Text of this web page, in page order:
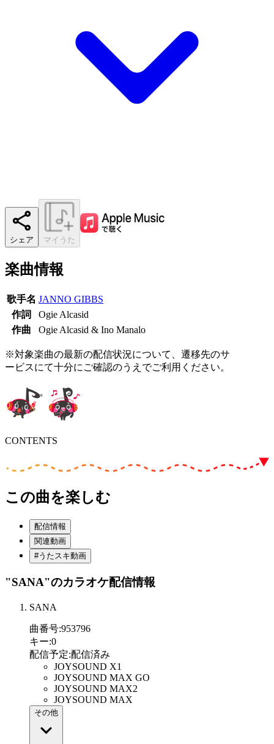
シェア マイうた
楽曲情報
歌手名 JANNO GIBBS
作詞
Ogie Alcasid
作曲
Ogie Alcasid & Ino Manalo
※対象楽曲の最新の配信状況について、遷移先のサ
ービスにて十分にご確認のうえでご利用ください。
CONTENTS
この曲を楽しむ
配信情報
関連動画
#うたスキ動画
"SANA"のカラオケ配信情報
SANA
曲番号:953796
キー:0
配信予定:配信済み
JOYSOUND X1
JOYSOUND MAX GO
JOYSOUND MAX2
JOYSOUND MAX
その他